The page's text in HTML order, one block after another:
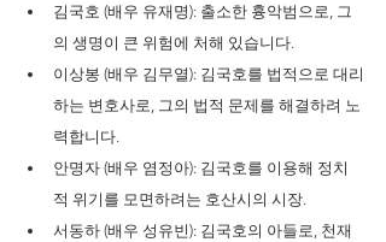
김국호 (배우 유재명): 출소한 흉악범으로, 그
의 생명이 큰 위험에 처해 있습니다.
이상봉 (배우 김무열): 김국호를 법적으로 대리
하는 변호사로, 그의 법적 문제를 해결하려 노
력합니다.
안명자 (배우 염정아): 김국호를 이용해 정치
적 위기를 모면하려는 호산시의 시장.
서동하 (배우 성유빈): 김국호의 아들로, 천재